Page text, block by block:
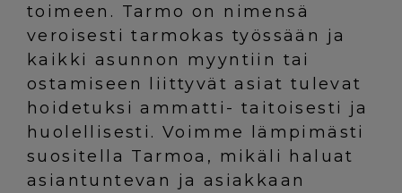
toimeen. Tarmo on nimensä
veroisesti tarmokas työssään ja
kaikki asunnon myyntiin tai
ostamiseen liittyvät asiat tulevat
hoidetuksi ammatti- taitoisesti ja
huolellisesti. Voimme lämpimästi
suositella Tarmoa, mikäli haluat
asiantuntevan ja asiakkaan